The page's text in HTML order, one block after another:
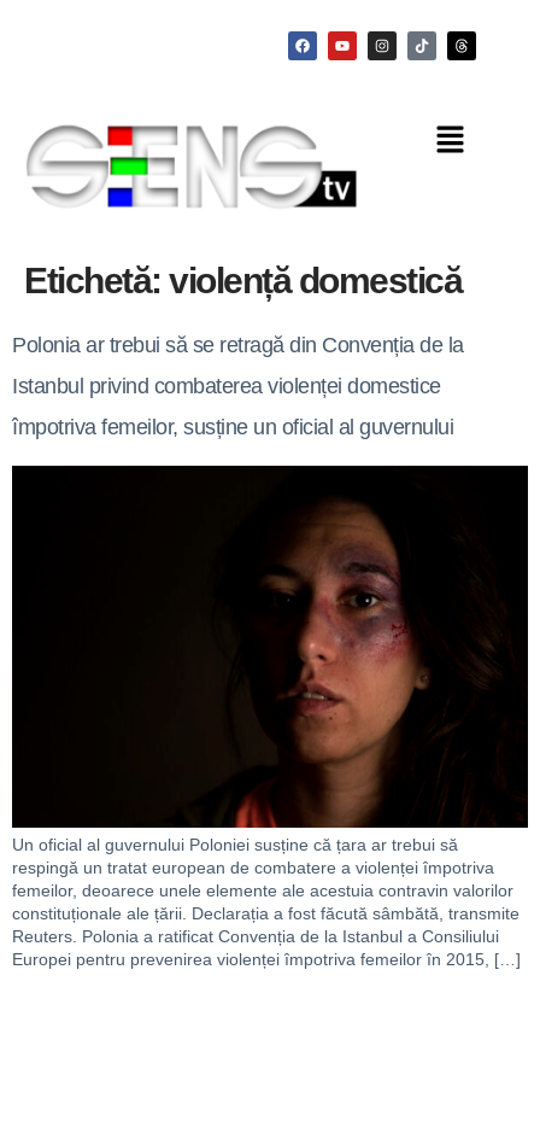
Etichetă: violență domestică
Polonia ar trebui să se retragă din Convenția de la
Istanbul privind combaterea violenței domestice
împotriva femeilor, susține un oficial al guvernului
Un oficial al guvernului Poloniei susține că țara ar trebui să
respingă un tratat european de combatere a violenței împotriva
femeilor, deoarece unele elemente ale acestuia contravin valorilor
constituționale ale țării. Declarația a fost făcută sâmbătă, transmite
Reuters. Polonia a ratificat Convenția de la Istanbul a Consiliului
Europei pentru prevenirea violenței împotriva femeilor în 2015, […]